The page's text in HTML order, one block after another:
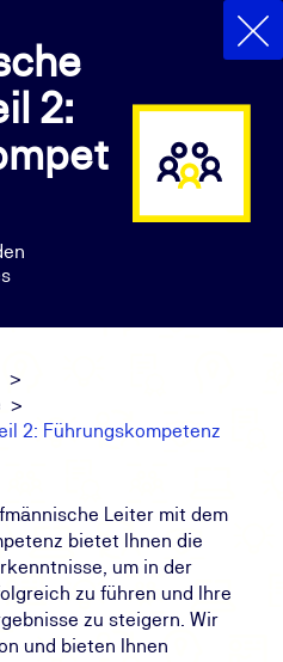
2:
2: Führungskompetenz
Leiter mit dem
bietet Ihnen die
um in der
zu führen und Ihre
zu steigern. Wir
und bieten Ihnen